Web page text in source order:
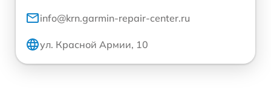
info@krn.garmin-repair-center.ru
ул. Красной Армии, 10